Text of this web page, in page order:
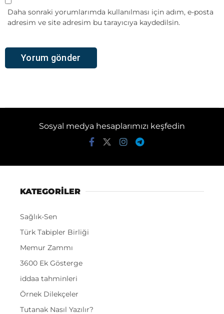
Daha sonraki yorumlarımda kullanılması için adım, e-posta
adresim ve site adresim bu tarayıcıya kaydedilsin.
Sosyal medya hesaplarımızı keşfedin
KATEGORİLER
Sağlık-Sen
Türk Tabipler Birliği
Memur Zammı
3600 Ek Gösterge
iddaa tahminleri
Örnek Dilekçeler
Tutanak Nasıl Yazılır?